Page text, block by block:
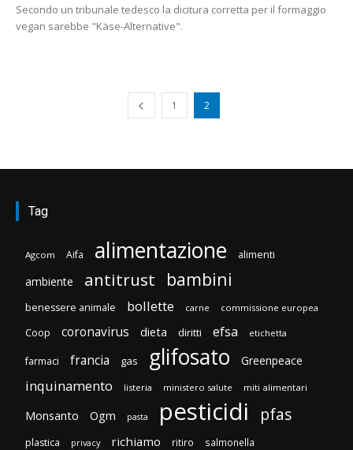
Secondo un tribunale tedesco la dicitura corretta per il formaggio
vegan sarebbe "Käse-Alternative".
1 2
Tag
Agcom Aifa alimentazione alimenti
ambiente antitrust bambini
benessere animale bollette carne commissione europea
Coop coronavirus dieta diritti efsa etichetta
farmaci francia gas glifosato Greenpeace
inquinamento listeria ministero salute miti alimentari
Monsanto Ogm pasta pesticidi pfas
plastica privacy richiamo ritiro salmonella